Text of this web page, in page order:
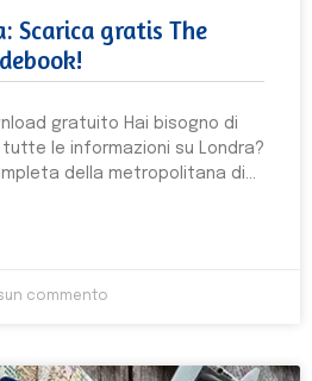
Scarica gratis The
gratuito Hai bisogno di
le informazioni su Londra?
della metropolitana di
commento